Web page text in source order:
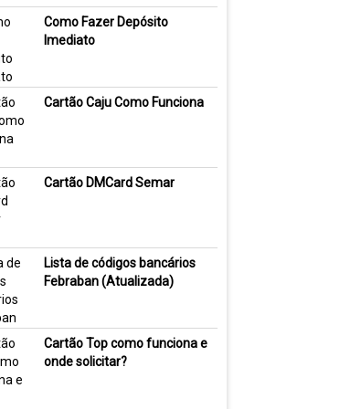
Como Fazer Depósito
Imediato
Cartão Caju Como Funciona
Cartão DMCard Semar
Lista de códigos bancários
Febraban (Atualizada)
Cartão Top como funciona e
onde solicitar?